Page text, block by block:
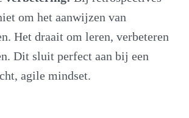
om het aanwijzen van
Het draait om leren, verbeteren
Dit sluit perfect aan bij een
agile mindset.